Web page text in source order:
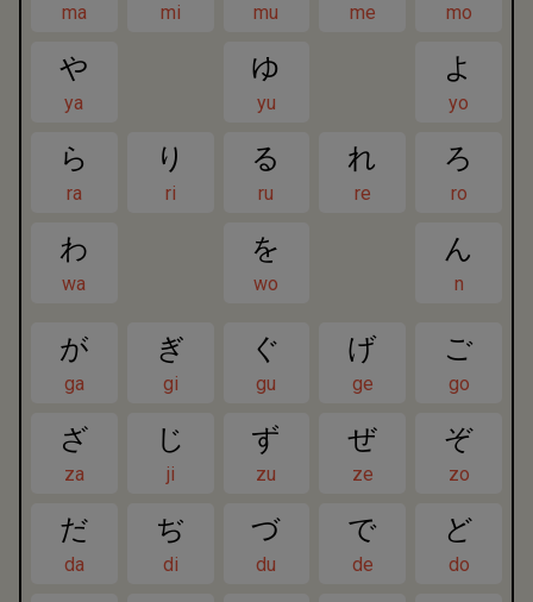
ma mi mu me mo
や
ya
ゆ
yu
よ
yo
ら
ra
り
ri
る
ru
れ
re
ろ
ro
わ
wa
を
wo
ん
n
が
ga
ぎ
gi
ぐ
gu
げ
ge
ご
go
ざ
za
じ
ji
ず
zu
ぜ
ze
ぞ
zo
だ
da
ぢ
di
づ
du
で
de
ど
do